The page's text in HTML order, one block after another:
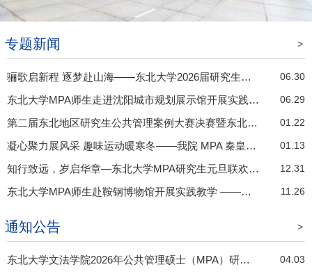
专题新闻 >
骊歌启新程 逐梦赴山海——东北大学2026届研究生毕业典礼圆满落幕 06.30
东北大学MPA师生走进沈阳城市规划展示馆开展实践教学 06.29
第二届东北地区研究生公共管理案例大赛决赛暨东北地区MPA联盟教育教学研讨会顺利举办 01.22
凝心聚力展风采 趣味运动暖寒冬——我院 MPA 秦皇岛分校班举办趣味运动会 01.13
知行致远，岁启华章—东北大学MPA研究生元旦联欢晚会圆满落幕 12.31
东北大学MPA师生赴鞍钢博物馆开展实践教学 ——在实地研学中感悟鞍钢精神 推动公共管理教学走深走实 11.26
通知公告 >
东北大学文法学院2026年公共管理硕士（MPA）研究生调剂工作办法 04.03